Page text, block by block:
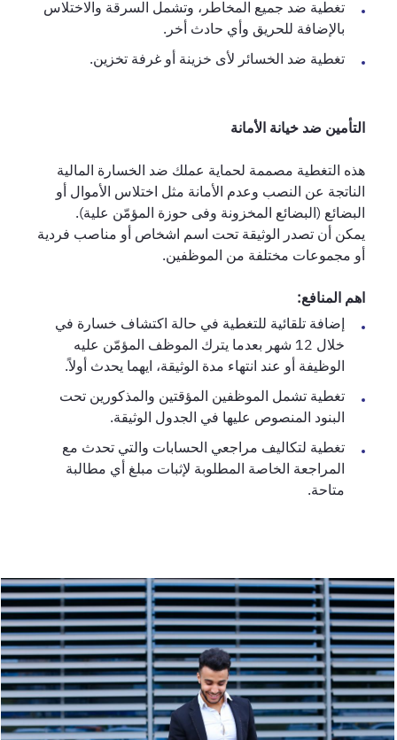
تغطية ضد جميع المخاطر، وتشمل السرقة والاختلاس
بالإضافة للحريق وأي حادث أخر.
تغطية ضد الخسائر لأى خزينة أو غرفة تخزين.
التأمين ضد خيانة الأمانة
هذه التغطية مصممة لحماية عملك ضد الخسارة المالية
الناتجة عن النصب وعدم الأمانة مثل اختلاس الأموال أو
البضائع (البضائع المخزونة وفى حوزة المؤمّن علية).
يمكن أن تصدر الوثيقة تحت اسم اشخاص أو مناصب فردية
أو مجموعات مختلفة من الموظفين.
اهم المنافع:
إضافة تلقائية للتغطية في حالة اكتشاف خسارة في
خلال 12 شهر بعدما يترك الموظف المؤمّن عليه
الوظيفة أو عند انتهاء مدة الوثيقة، ايهما يحدث أولاً.
تغطية تشمل الموظفين المؤقتين والمذكورين تحت
البنود المنصوص عليها في الجدول الوثيقة.
تغطية لتكاليف مراجعي الحسابات والتي تحدث مع
المراجعة الخاصة المطلوبة لإثبات مبلغ أي مطالبة
متاحة.